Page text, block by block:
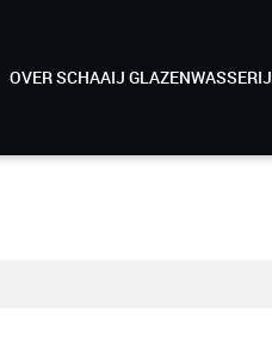
OVER SCHAAIJ GLAZENWASSERIJ